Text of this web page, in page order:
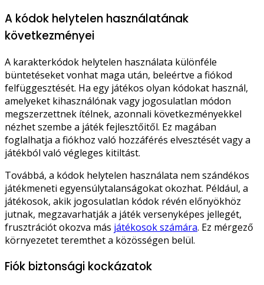
A kódok helytelen használatának
következményei
A karakterkódok helytelen használata különféle
büntetéseket vonhat maga után, beleértve a fiókod
felfüggesztését. Ha egy játékos olyan kódokat használ,
amelyeket kihasználónak vagy jogosulatlan módon
megszerzettnek ítélnek, azonnali következményekkel
nézhet szembe a játék fejlesztőitől. Ez magában
foglalhatja a fiókhoz való hozzáférés elvesztését vagy a
játékból való végleges kitiltást.
Továbbá, a kódok helytelen használata nem szándékos
játékmeneti egyensúlytalanságokat okozhat. Például, a
játékosok, akik jogosulatlan kódok révén előnyökhöz
jutnak, megzavarhatják a játék versenyképes jellegét,
frusztrációt okozva más játékosok számára. Ez mérgező
környezetet teremthet a közösségen belül.
Fiók biztonsági kockázatok